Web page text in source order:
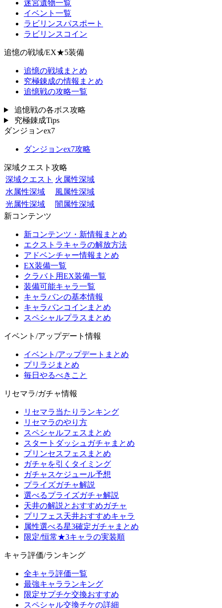
迷宮遺物一覧
イベント一覧
ラビリンスパスポート
ラビリンスコイン
追憶の戦域/EX★5装備
追憶の戦域まとめ
究極錬成の情報まとめ
追憶戦の攻略一覧
追憶戦の各ボス攻略
究極錬成Tips
ダンジョンex7
ダンジョンex7攻略
深域クエスト攻略
深域クエスト 火属性深域
水属性深域
風属性深域
光属性深域
闇属性深域
新コンテンツ
新コンテンツ・新情報まとめ
エクストラキャラの解放方法
アドベンチャー情報まとめ
EX装備一覧
クラバト用EX装備一覧
装備可能キャラ一覧
キャラバンの基本情報
キャラバンコインまとめ
スペシャルプラスまとめ
イベント/アップデート情報
イベント/アップデートまとめ
プリラジまとめ
毎日やるべきこと
リセマラ/ガチャ情報
リセマラ当たりランキング
リセマラのやり方
スペシャルフェスまとめ
スタートダッシュガチャまとめ
プリンセスフェスまとめ
ガチャを引くタイミング
ガチャスケジュール予想
プライズガチャ解説
選べるプライズガチャ解説
天井の解説とおすすめガチャ
プリフェス天井おすすめキャラ
属性選べる星3確定ガチャまとめ
限定/恒常★3キャラの実装順
キャラ評価/ランキング
全キャラ評価一覧
最強キャラランキング
限定サプチケ交換おすすめ
スペシャル交換チケの詳細